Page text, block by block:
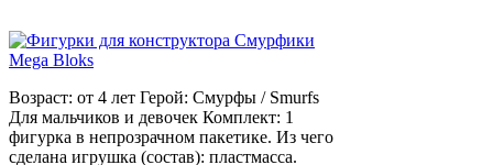
Возраст: от 4 лет Герой: Смурфы / Smurfs
Для мальчиков и девочек Комплект: 1
фигурка в непрозрачном пакетике. Из чего
сделана игрушка (состав): пластмасса.